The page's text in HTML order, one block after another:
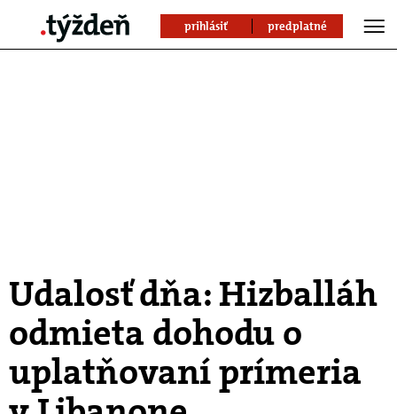
prihlásiť predplatné
Udalosť dňa: Hizballáh
odmieta dohodu o
uplatňovaní prímeria